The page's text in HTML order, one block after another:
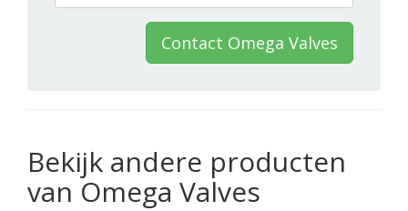
Contact Omega Valves
Bekijk andere producten
van Omega Valves